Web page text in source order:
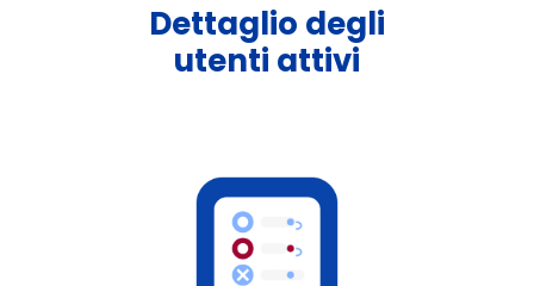
Dettaglio degli
utenti attivi